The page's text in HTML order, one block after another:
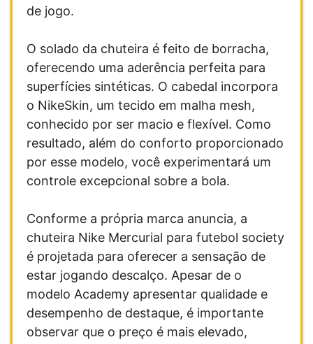
de jogo.
O solado da chuteira é feito de borracha,
oferecendo uma aderência perfeita para
superfícies sintéticas. O cabedal incorpora
o NikeSkin, um tecido em malha mesh,
conhecido por ser macio e flexível. Como
resultado, além do conforto proporcionado
por esse modelo, você experimentará um
controle excepcional sobre a bola.
Conforme a própria marca anuncia, a
chuteira Nike Mercurial para futebol society
é projetada para oferecer a sensação de
estar jogando descalço. Apesar de o
modelo Academy apresentar qualidade e
desempenho de destaque, é importante
observar que o preço é mais elevado,